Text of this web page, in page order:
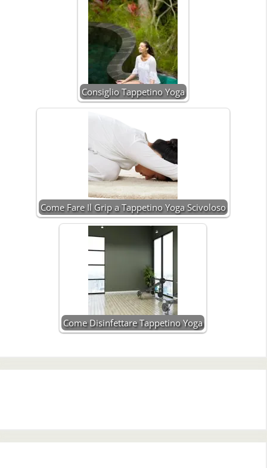
Consiglio Tappetino Yoga
Come Fare Il Grip a Tappetino Yoga Scivoloso
Come Disinfettare Tappetino Yoga